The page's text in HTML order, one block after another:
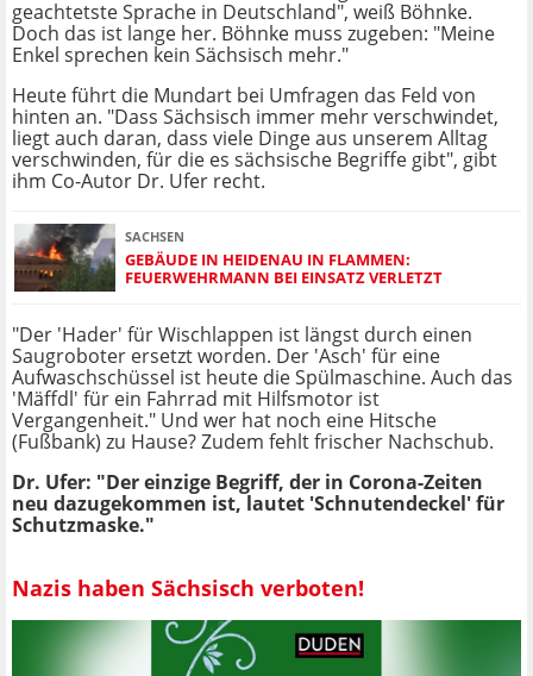
geachtetste Sprache in Deutschland", weiß Böhnke.
Doch das ist lange her. Böhnke muss zugeben: "Meine
Enkel sprechen kein Sächsisch mehr."
Heute führt die Mundart bei Umfragen das Feld von
hinten an. "Dass Sächsisch immer mehr verschwindet,
liegt auch daran, dass viele Dinge aus unserem Alltag
verschwinden, für die es sächsische Begriffe gibt", gibt
ihm Co-Autor Dr. Ufer recht.
SACHSEN
GEBÄUDE IN HEIDENAU IN FLAMMEN:
FEUERWEHRMANN BEI EINSATZ VERLETZT
"Der 'Hader' für Wischlappen ist längst durch einen
Saugroboter ersetzt worden. Der 'Asch' für eine
Aufwaschschüssel ist heute die Spülmaschine. Auch das
'Mäffdl' für ein Fahrrad mit Hilfsmotor ist
Vergangenheit." Und wer hat noch eine Hitsche
(Fußbank) zu Hause? Zudem fehlt frischer Nachschub.
Dr. Ufer: "Der einzige Begriff, der in Corona-Zeiten
neu dazugekommen ist, lautet 'Schnutendeckel' für
Schutzmaske."
Nazis haben Sächsisch verboten!